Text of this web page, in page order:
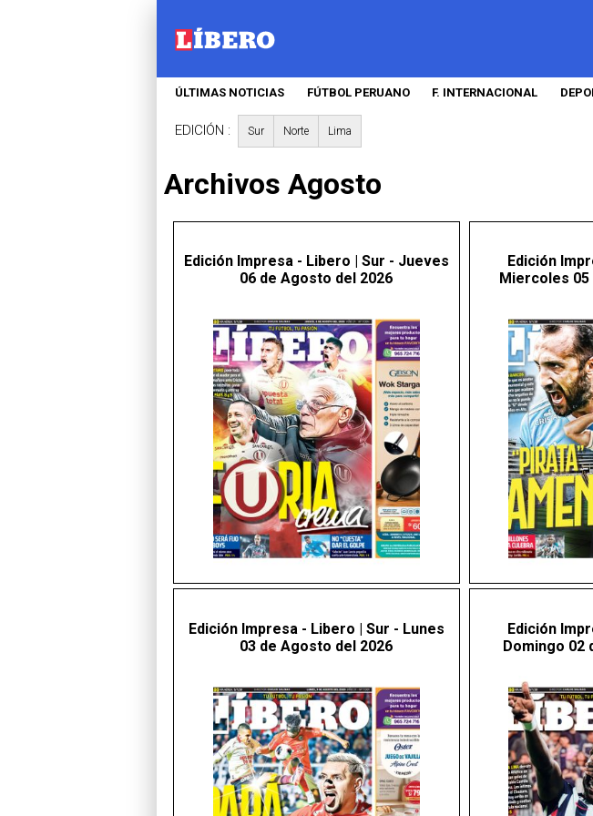
ÚLTIMAS NOTICIAS FÚTBOL PERUANO F. INTERNACIONAL
EDICIÓN : Sur Norte Lima
Archivos Agosto
Edición Impresa - Libero | Sur - Jueves
06 de Agosto del 2026
Edición
Miercoles 05
Edición Impresa - Libero | Sur - Lunes
03 de Agosto del 2026
Edición
Domingo 02